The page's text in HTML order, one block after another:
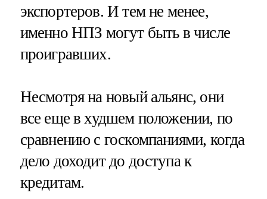
экспортеров. И тем не менее,
именно НПЗ могут быть в числе
проигравших.
Несмотря на новый альянс, они
все еще в худшем положении, по
сравнению с госкомпаниями, когда
дело доходит до доступа к
кредитам.